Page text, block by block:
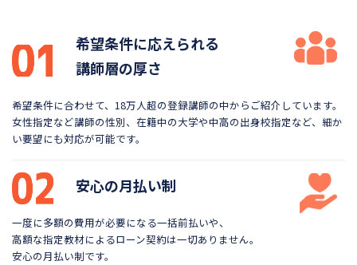
希望条件に応えられる
講師層の厚さ
希望条件に合わせて、18万人超の登録講師の中から ご紹介しています。
女性指定など講師の性別、在籍中の大学や中高の出身校指定など、細か
い要望にも対応が可能です。
安心の月払い制
一度に多額の費用が必要になる一括前払いや、
高額な指定教材によるローン契約は一切ありません。
安心の月払い制です。